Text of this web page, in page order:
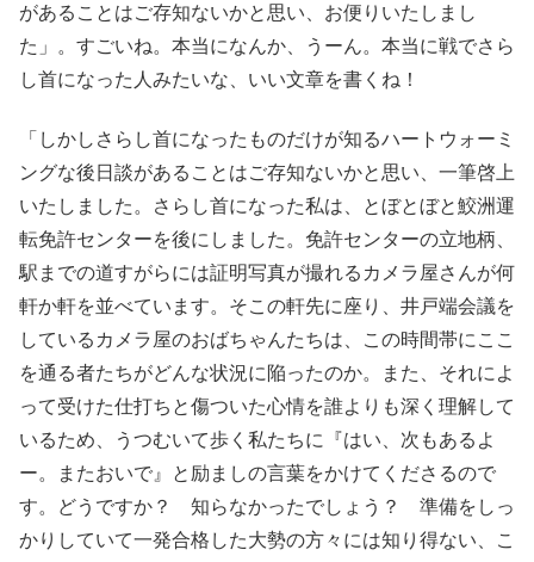
があることはご存知ないかと思い、お便りいたしまし
た」。すごいね。本当になんか、うーん。本当に戦でさら
し首になった人みたいな、いい文章を書くね！
「しかしさらし首になったものだけが知るハートウォーミ
ングな後日談があることはご存知ないかと思い、一筆啓上
いたしました。さらし首になった私は、とぼとぼと鮫洲運
転免許センターを後にしました。免許センターの立地柄、
駅までの道すがらには証明写真が撮れるカメラ屋さんが何
軒か軒を並べています。そこの軒先に座り、井戸端会議を
しているカメラ屋のおばちゃんたちは、この時間帯にここ
を通る者たちがどんな状況に陥ったのか。また、それによ
って受けた仕打ちと傷ついた心情を誰よりも深く理解して
いるため、うつむいて歩く私たちに『はい、次もあるよ
ー。またおいで』と励ましの言葉をかけてくださるので
す。どうですか？ 知らなかったでしょう？ 準備をしっ
かりしていて一発合格した大勢の方々には知り得ない、こ